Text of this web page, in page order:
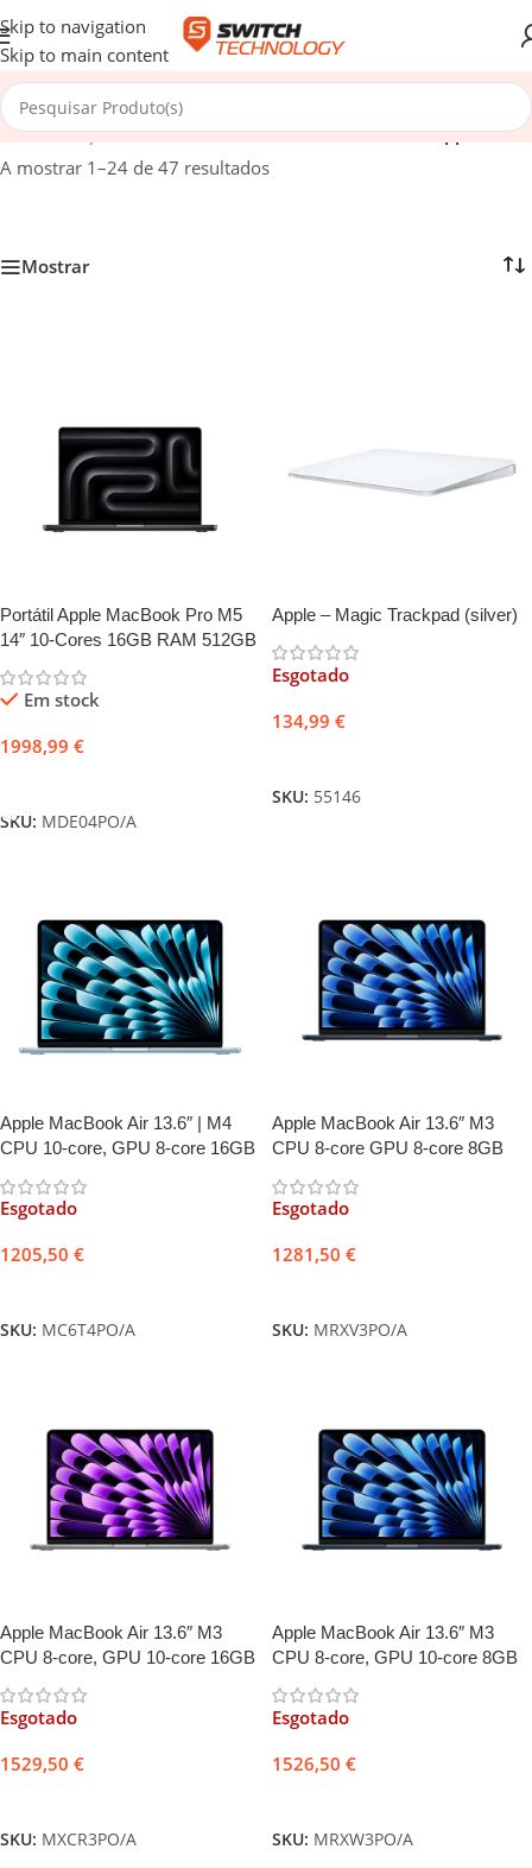
Skip to navigation
Skip to main content
Início/Computadores e Software/Portáteis/Portáteis Apple
A mostrar 1–24 de 47 resultados
Mostrar
Portátil Apple MacBook Pro M5
14″ 10-Cores 16GB RAM 512GB
Em stock
1998,99 €
SKU: MDE04PO/A
Apple – Magic Trackpad (silver)
Esgotado
134,99 €
SKU: 55146
Apple MacBook Air 13.6″ | M4
CPU 10-core, GPU 8-core 16GB
USB-C 30W
Esgotado
1205,50 €
SKU: MC6T4PO/A
Apple MacBook Air 13.6″ M3
CPU 8-core GPU 8-core 8GB
USB-C 30W
Esgotado
1281,50 €
SKU: MRXV3PO/A
Apple MacBook Air 13.6″ M3
CPU 8-core, GPU 10-core 16GB
Adaptador USB-C 35W
Esgotado
1529,50 €
SKU: MXCR3PO/A
Apple MacBook Air 13.6″ M3
CPU 8-core, GPU 10-core 8GB
USB-C 35W
Esgotado
1526,50 €
SKU: MRXW3PO/A